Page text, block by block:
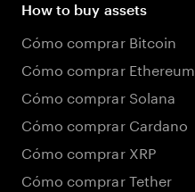
How to buy assets
Cómo comprar Bitcoin
Cómo comprar Ethereum
Cómo comprar Solana
Cómo comprar Cardano
Cómo comprar XRP
Cómo comprar Tether